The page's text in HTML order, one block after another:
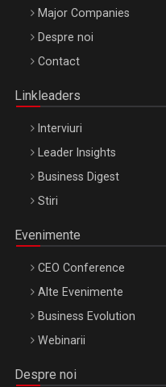
Be Inspired. Make it
Octombrie
Major Companies
Despre noi
Contact
Linkleaders
Interviuri
Leader Insights
Business Digest
Stiri
Evenimente
CEO Conference
Alte Evenimente
Business Evolution
Webinarii
Despre noi